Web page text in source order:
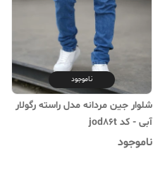
ناموجود
شلوار جین مردانه مدل راسته رگولار
آبی - کد jod86t
ناموجود